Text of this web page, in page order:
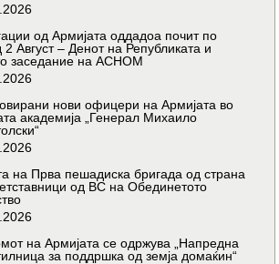
од Армијата оддадоа почит по
2 Август – Денот на Републиката и
заседание на АСНОМ
нови офицери на Армијата во
академија „Генерал Михаило
на Прва пешадиска бригада од страна
од ВС на Обединетото
на Армијата се одржува „Напредна
за поддршка од земја домаќин“